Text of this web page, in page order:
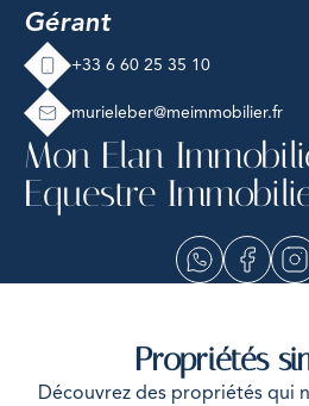
Gérant
+33 6 60 25 35 10
murieleber@meimmobilier.fr
Mon Elan
Equestre
Propriétés
Découvrez des propriétés qui